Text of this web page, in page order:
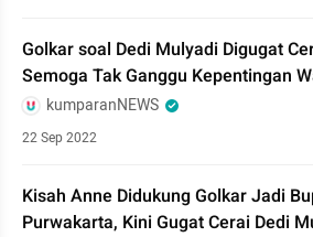
Golkar soal Dedi Mulyadi Digugat
Semoga Tak Ganggu Kepentingan
kumparanNEWS
22 Sep 2022
Kisah Anne Didukung Golkar Jadi
Purwakarta, Kini Gugat Cerai Dedi